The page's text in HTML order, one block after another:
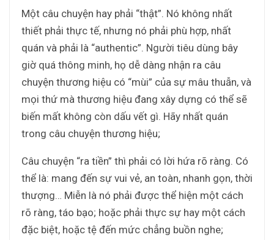
Một câu chuyện hay phải “thật”. Nó không nhất
thiết phải thực tế, nhưng nó phải phù hợp, nhất
quán và phải là “authentic”. Người tiêu dùng bây
giờ quá thông minh, họ dễ dàng nhận ra câu
chuyện thương hiệu có “mùi” của sự mâu thuẫn, và
mọi thứ mà thương hiệu đang xây dựng có thể sẽ
biến mất không còn dấu vết gì. Hãy nhất quán
trong câu chuyện thương hiệu;
Câu chuyện “ra tiền” thì phải có lời hứa rõ ràng. Có
thể là: mang đến sự vui vẻ, an toàn, nhanh gọn, thời
thượng… Miễn là nó phải được thể hiện một cách
rõ ràng, táo bạo; hoặc phải thực sự hay một cách
đặc biệt, hoặc tệ đến mức chẳng buồn nghe;